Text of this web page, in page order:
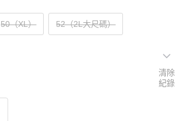
50（XL） 52（2L大尺碼）
清除
紀錄